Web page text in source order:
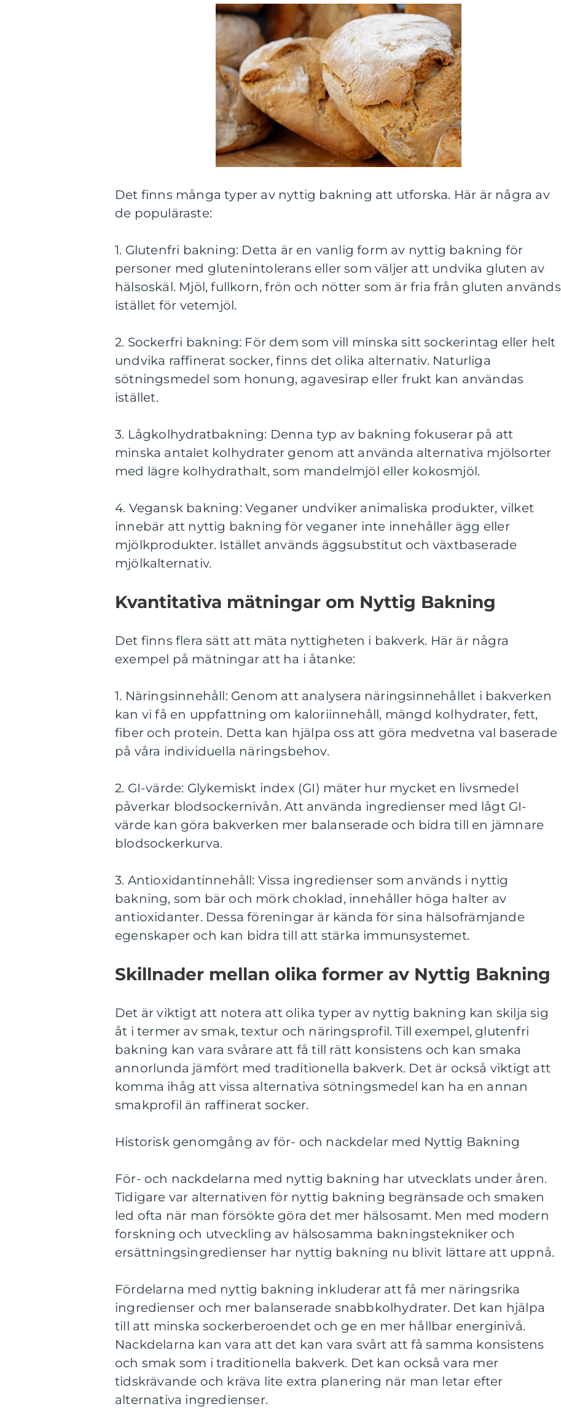
Det finns många typer av nyttig bakning att utforska. Här är några av
de populäraste:
1. Glutenfri bakning: Detta är en vanlig form av nyttig bakning för
personer med glutenintolerans eller som väljer att undvika gluten av
hälsoskäl. Mjöl, fullkorn, frön och nötter som är fria från gluten används
istället för vetemjöl.
2. Sockerfri bakning: För dem som vill minska sitt sockerintag eller helt
undvika raffinerat socker, finns det olika alternativ. Naturliga
sötningsmedel som honung, agavesirap eller frukt kan användas
istället.
3. Lågkolhydratbakning: Denna typ av bakning fokuserar på att
minska antalet kolhydrater genom att använda alternativa mjölsorter
med lägre kolhydrathalt, som mandelmjöl eller kokosmjöl.
4. Vegansk bakning: Veganer undviker animaliska produkter, vilket
innebär att nyttig bakning för veganer inte innehåller ägg eller
mjölkprodukter. Istället används äggsubstitut och växtbaserade
mjölkalternativ.
Kvantitativa mätningar om Nyttig Bakning
Det finns flera sätt att mäta nyttigheten i bakverk. Här är några
exempel på mätningar att ha i åtanke:
1. Näringsinnehåll: Genom att analysera näringsinnehållet i bakverken
kan vi få en uppfattning om kaloriinnehåll, mängd kolhydrater, fett,
fiber och protein. Detta kan hjälpa oss att göra medvetna val baserade
på våra individuella näringsbehov.
2. GI-värde: Glykemiskt index (GI) mäter hur mycket en livsmedel
påverkar blodsockernivån. Att använda ingredienser med lågt GI-
värde kan göra bakverken mer balanserade och bidra till en jämnare
blodsockerkurva.
3. Antioxidantinnehåll: Vissa ingredienser som används i nyttig
bakning, som bär och mörk choklad, innehåller höga halter av
antioxidanter. Dessa föreningar är kända för sina hälsofrämjande
egenskaper och kan bidra till att stärka immunsystemet.
Skillnader mellan olika former av Nyttig Bakning
Det är viktigt att notera att olika typer av nyttig bakning kan skilja sig
åt i termer av smak, textur och näringsprofil. Till exempel, glutenfri
bakning kan vara svårare att få till rätt konsistens och kan smaka
annorlunda jämfört med traditionella bakverk. Det är också viktigt att
komma ihåg att vissa alternativa sötningsmedel kan ha en annan
smakprofil än raffinerat socker.
Historisk genomgång av för- och nackdelar med Nyttig Bakning
För- och nackdelarna med nyttig bakning har utvecklats under åren.
Tidigare var alternativen för nyttig bakning begränsade och smaken
led ofta när man försökte göra det mer hälsosamt. Men med modern
forskning och utveckling av hälsosamma bakningstekniker och
ersättningsingredienser har nyttig bakning nu blivit lättare att uppnå.
Fördelarna med nyttig bakning inkluderar att få mer näringsrika
ingredienser och mer balanserade snabbkolhydrater. Det kan hjälpa
till att minska sockerberoendet och ge en mer hållbar energinivå.
Nackdelarna kan vara att det kan vara svårt att få samma konsistens
och smak som i traditionella bakverk. Det kan också vara mer
tidskrävande och kräva lite extra planering när man letar efter
alternativa ingredienser.